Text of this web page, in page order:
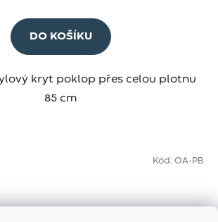
DO KOŠÍKU
kryt poklop přes celou plotnu
85 cm
Kód: OA-PB